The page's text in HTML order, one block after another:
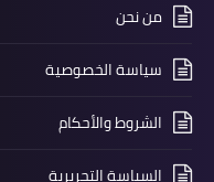
من نحن
سياسة الخصوصية
الشروط والأحكام
السياسة التحريرية